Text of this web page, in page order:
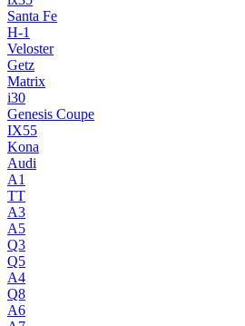
Santa Fe
H-1
Veloster
Getz
Matrix
i30
Genesis Coupe
IX55
Kona
Audi
A1
TT
A3
A5
Q3
Q5
A4
Q8
A6